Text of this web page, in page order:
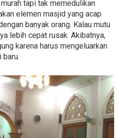
tapi tak memedulikan
elemen masjid yang acap
banyak orang. Kalau mutu
lebih cepat rusak. Akibatnya,
karena harus mengeluarkan
baru.